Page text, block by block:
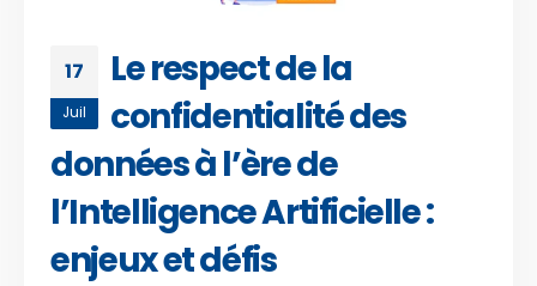
17
Juil
Le respect de la
confidentialité des
données à l’ère de
l’Intelligence Artificielle :
enjeux et défis